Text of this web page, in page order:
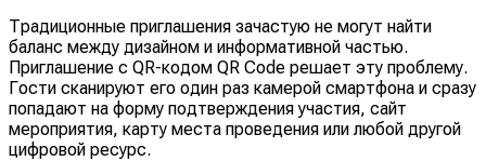
Традиционные приглашения зачастую не могут найти
баланс между дизайном и информативной частью.
Приглашение с QR-кодом QR Code решает эту проблему.
Гости сканируют его один раз камерой смартфона и сразу
попадают на форму подтверждения участия, сайт
мероприятия, карту места проведения или любой другой
цифровой ресурс.